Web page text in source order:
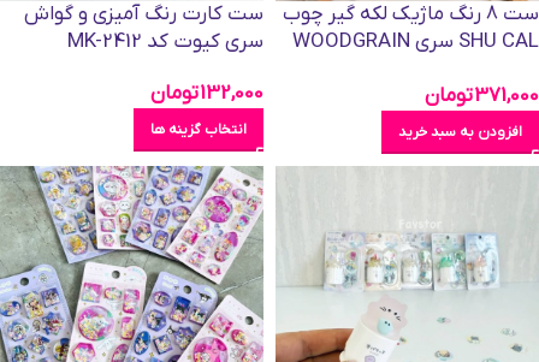
ست 8 رنگ ماژیک لکه گیر چوب
SHU CAL سری WOODGRAIN
371,000تومان
افزودن به سبد خرید
ست کارت رنگ آمیزی و گواش
سری کیوت کد MK-2412
132,000تومان
انتخاب گزینه ها